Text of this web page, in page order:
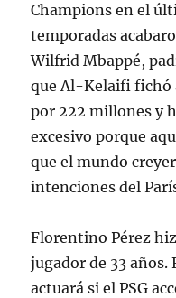
Champions en el
temporadas
Wilfrid Mbappé,
que Al-Kelaifi fichó
por 222 millones y
excesivo porque
que el mundo
intenciones del
Florentino Pérez
jugador de 33
actuará si el PSG